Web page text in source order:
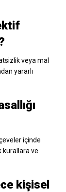
veya mal
yararlı
içinde
kurallara ve
kişisel